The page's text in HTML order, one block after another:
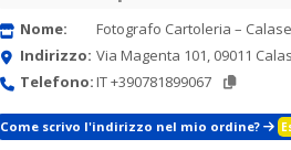
Nome:
Fotografo Cartoleria –
Indirizzo: Via Magenta 101, 09011
Telefono:IT +390781899067
Come scrivo l'indirizzo nel mio ordine?